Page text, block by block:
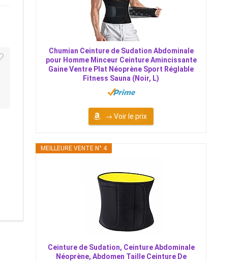
Chumian Ceinture de Sudation Abdominale
pour Homme Minceur Ceinture Amincissante
Gaine Ventre Plat Néoprène Sport Réglable
Fitness Sauna (Noir, L)
→ Voir le prix
MEILLEURE VENTE N° 4
Ceinture de Sudation, Ceinture Abdominale
Néoprène, Abdomen Taille Ceinture De